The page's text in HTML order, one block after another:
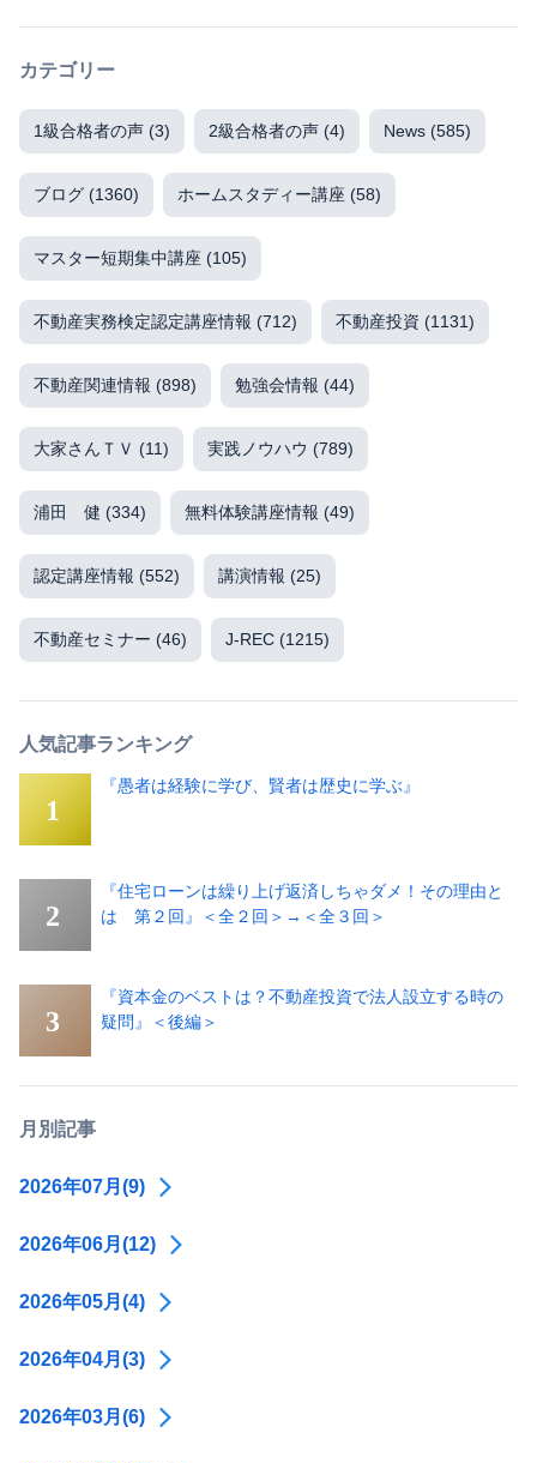
カテゴリー
1級合格者の声 (3) 2級合格者の声 (4) News (585)
ブログ (1360) ホームスタディー講座 (58)
マスター短期集中講座 (105)
不動産実務検定認定講座情報 (712) 不動産投資 (1131)
不動産関連情報 (898) 勉強会情報 (44)
大家さんＴＶ (11) 実践ノウハウ (789)
浦田 健 (334) 無料体験講座情報 (49)
認定講座情報 (552) 講演情報 (25)
不動産セミナー (46) J-REC (1215)
人気記事ランキング
『愚者は経験に学び、賢者は歴史に学ぶ』
『住宅ローンは繰り上げ返済しちゃダメ！その理由と
は 第２回』＜全２回＞→＜全３回＞
『資本金のベストは？不動産投資で法人設立する時の
疑問』＜後編＞
月別記事
2026年07月(9)
2026年06月(12)
2026年05月(4)
2026年04月(3)
2026年03月(6)